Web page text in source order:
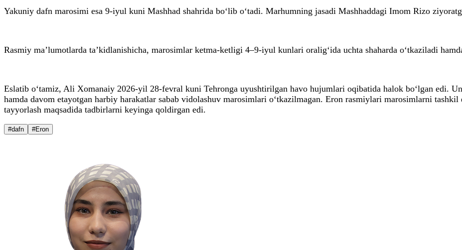
Yakuniy dafn marosimi esa 9-iyul kuni Mashhad shahrida bo‘lib o‘tadi. Marhumning jasadi Mashhaddagi Imom Rizo
Rasmiy ma’lumotlarda ta’kidlanishicha, marosimlar ketma-ketligi 4–9-iyul kunlari oralig‘ida uchta shaharda o‘tkaziladi
Eslatib o‘tamiz, Ali Xomanaiy 2026-yil 28-fevral kuni Tehronga uyushtirilgan havo hujumlari oqibatida halok bo‘lgan edi.
hamda davom etayotgan harbiy harakatlar sabab vidolashuv marosimlari o‘tkazilmagan. Eron rasmiylari marosimlarni
tayyorlash maqsadida tadbirlarni keyinga qoldirgan edi.
#dafn #Eron